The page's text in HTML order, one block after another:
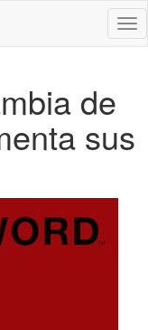
de
sus